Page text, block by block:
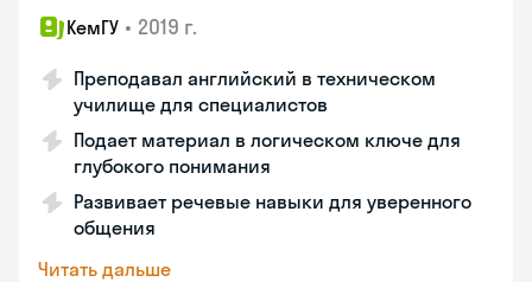
КемГУ • 2019 г.
Преподавал английский в техническом
училище для специалистов
Подает материал в логическом ключе для
глубокого понимания
Развивает речевые навыки для уверенного
общения
Читать дальше